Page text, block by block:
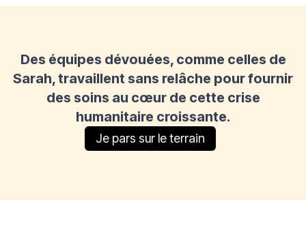
Des équipes dévouées, comme celles de
Sarah, travaillent sans relâche pour fournir
des soins au cœur de cette crise
humanitaire croissante.
Je pars sur le terrain